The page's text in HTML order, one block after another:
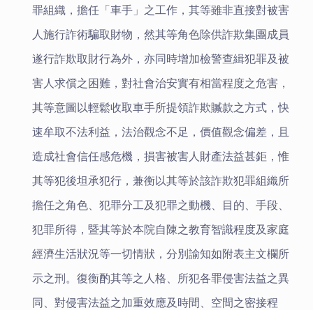
罪組織，擔任「車手」之工作，其等雖非直接對被害
人施行詐術騙取財物，然其等角色除供詐欺集團成員
遂行詐欺取財行為外，亦同時增加檢警查緝犯罪及被
害人求償之困難，對社會治安實有相當程度之危害，
其等意圖以輕鬆收取車手所提領詐欺贓款之方式，快
速牟取不法利益，法治觀念不足，價值觀念偏差，且
造成社會信任感危機，損害被害人財產法益甚鉅，惟
其等犯後坦承犯行，兼衡以其等於該詐欺犯罪組織所
擔任之角色、犯罪分工及犯罪之動機、目的、手段、
犯罪所得，暨其等於本院自陳之教育智識程度及家庭
經濟生活狀況等一切情狀，分別諭知如附表主文欄所
示之刑。復衡酌其等之人格、所犯各罪侵害法益之異
同、對侵害法益之加重效應及時間、空間之密接程